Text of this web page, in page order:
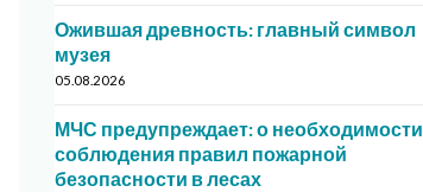
Ожившая древность: главный символ
музея
05.08.2026
МЧС предупреждает: о необходимости
соблюдения правил пожарной
безопасности в лесах